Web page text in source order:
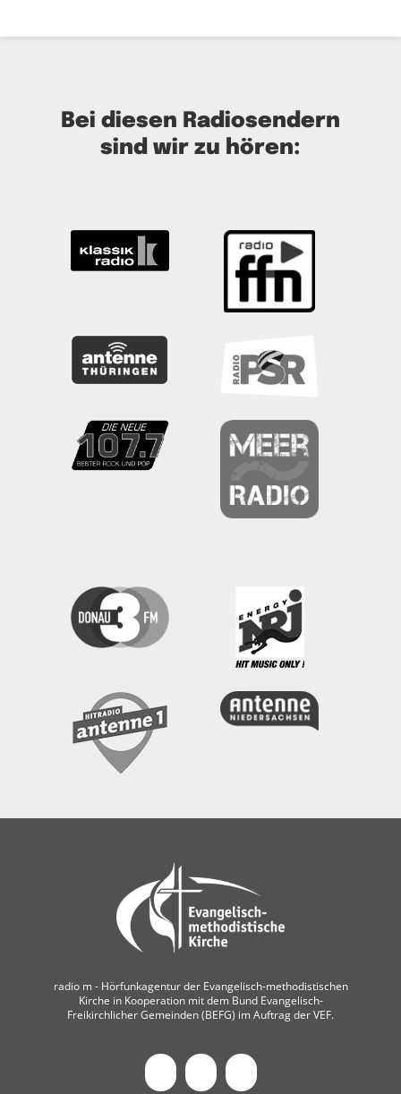
Bei diesen Radiosendern
sind wir zu hören:
radio m ‐ Hörfunkagentur der Evangelisch-methodistischen
Kirche in Kooperation mit dem Bund Evangelisch-
Freikirchlicher Gemeinden (BEFG) im Auftrag der VEF.